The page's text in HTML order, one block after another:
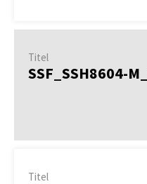
Titel
SSF_SSH8604-
Titel